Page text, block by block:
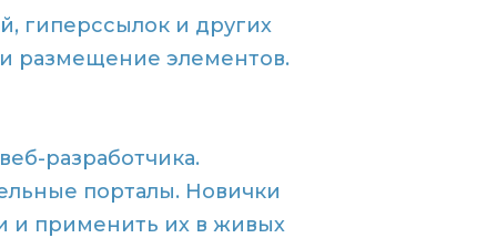
гиперссылок и других
и размещение элементов.
разработчика.
порталы. Новички
и применить их в живых